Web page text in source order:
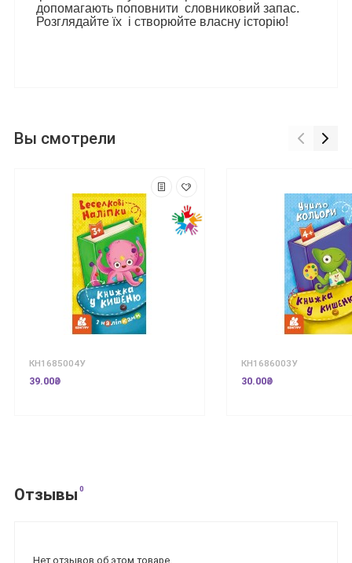
допомагають поповнити словниковий запас.
Розглядайте їх і створюйте власну історію!
Вы смотрели
КН1685004У
39.00₴
КН1686003У
30.00₴
Отзывы 0
Нет отзывов об этом товаре.